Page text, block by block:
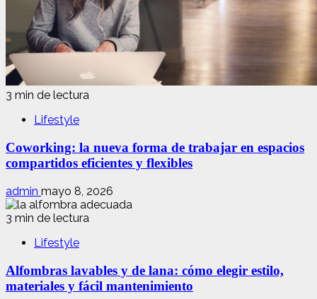
3 min de lectura
Lifestyle
Coworking: la nueva forma de trabajar en espacios
compartidos eficientes y flexibles
admin mayo 8, 2026
3 min de lectura
Lifestyle
Alfombras lavables y de lana: cómo elegir estilo,
materiales y fácil mantenimiento